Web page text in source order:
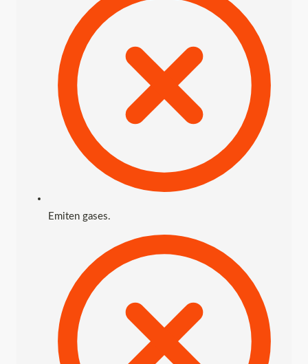
Emiten gases.